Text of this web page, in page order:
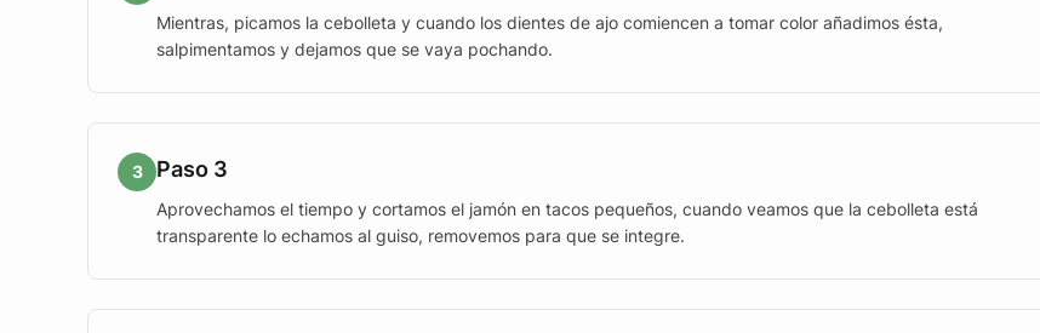
Mientras, picamos la cebolleta y cuando los dientes de ajo comiencen a tomar color añadimos ésta,
salpimentamos y dejamos que se vaya pochando.
3 Paso 3
Aprovechamos el tiempo y cortamos el jamón en tacos pequeños, cuando veamos que la cebolleta está
transparente lo echamos al guiso, removemos para que se integre.